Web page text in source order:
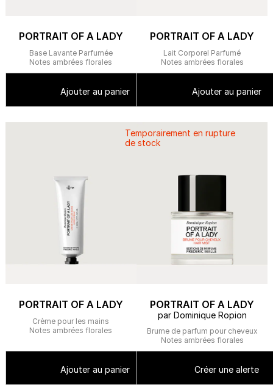
PORTRAIT OF A LADY
Base Lavante Parfumée
Notes ambrées florales
Ajouter au panier
PORTRAIT OF A LADY
Lait Corporel Parfumé
Notes ambrées florales
Ajouter au panier
PORTRAIT OF A LADY
Crème pour les mains
Notes ambrées florales
Ajouter au panier
Temporairement en rupture
de stock
PORTRAIT OF A LADY
par Dominique Ropion
Brume de parfum pour cheveux
Notes ambrées florales
Créer une alerte